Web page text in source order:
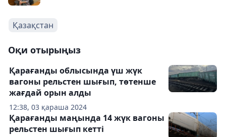
Қазақстан
Оқи отырыңыз
12:38, 03 қараша 2024
Қарағанды облысында үш жүк
вагоны рельстен шығып, төтенше
жағдай орын алды
Қарағанды ​​маңында 14 жүк вагоны
рельстен шығып кетті